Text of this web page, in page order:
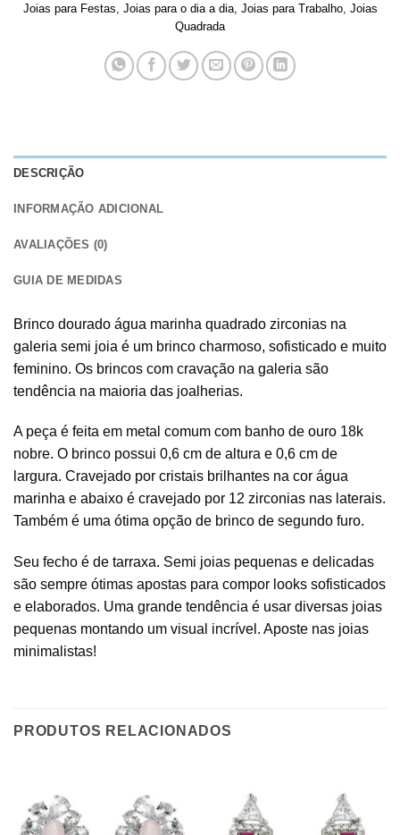
Joias para Festas Joias para o dia a dia, Joias para Trabalho, Joias
Quadrada
DESCRIÇÃO
INFORMAÇÃO ADICIONAL
AVALIAÇÕES (0)
GUIA DE MEDIDAS
Brinco dourado água marinha quadrado zirconias na
galeria semi joia é um brinco charmoso, sofisticado e muito
feminino. Os brincos com cravação na galeria são
tendência na maioria das joalherias.
A peça é feita em metal comum com banho de ouro 18k
nobre. O brinco possui 0,6 cm de altura e 0,6 cm de
largura. Cravejado por cristais brilhantes na cor água
marinha e abaixo é cravejado por 12 zirconias nas laterais.
Também é uma ótima opção de brinco de segundo furo.
Seu fecho é de tarraxa. Semi joias pequenas e delicadas
são sempre ótimas apostas para compor looks sofisticados
e elaborados. Uma grande tendência é usar diversas joias
pequenas montando um visual incrível. Aposte nas joias
minimalistas!
PRODUTOS RELACIONADOS